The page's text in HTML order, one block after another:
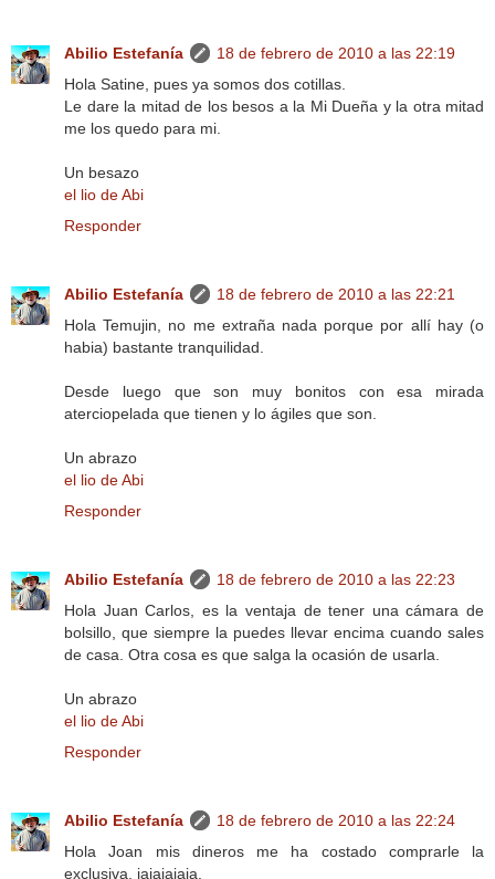
Abilio Estefanía
18 de febrero de 2010 a las 22:19
Hola Satine, pues ya somos dos cotillas.
Le dare la mitad de los besos a la Mi Dueña y la otra mitad
me los quedo para mi.
Un besazo
el lio de Abi
Responder
Abilio Estefanía
18 de febrero de 2010 a las 22:21
Hola Temujin, no me extraña nada porque por allí hay (o
habia) bastante tranquilidad.
Desde luego que son muy bonitos con esa mirada
aterciopelada que tienen y lo ágiles que son.
Un abrazo
el lio de Abi
Responder
Abilio Estefanía
18 de febrero de 2010 a las 22:23
Hola Juan Carlos, es la ventaja de tener una cámara de
bolsillo, que siempre la puedes llevar encima cuando sales
de casa. Otra cosa es que salga la ocasión de usarla.
Un abrazo
el lio de Abi
Responder
Abilio Estefanía
18 de febrero de 2010 a las 22:24
Hola Joan mis dineros me ha costado comprarle la
exclusiva, jajajajaja.